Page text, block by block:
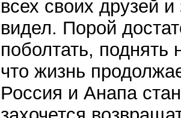
всех своих друзей
видел. Порой
поболтать,
что жизнь
Россия и Анапа